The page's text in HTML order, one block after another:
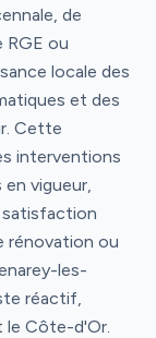
de
ou
locale des
et des
Cette
interventions
vigueur,
rénovation ou
les-
réactif,
le Côte-d'Or.